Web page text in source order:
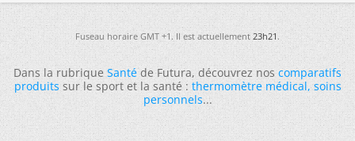
Fuseau horaire GMT +1. Il est actuellement23h21.
Dans la rubriqueSantéde Futura, découvrez noscomparatifs
produitssur le sport et la santé :thermomètre médical,soins
personnels...